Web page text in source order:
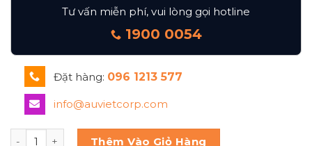
Tư vấn miễn phí, vui lòng gọi hotline
1900 0054
Đặt hàng: 096 1213 577
info@auvietcorp.com
Tủ trưng bày bánh nóng kính cong Berjaya Hdw-15ss-3 số
Thêm Vào Giỏ Hàng